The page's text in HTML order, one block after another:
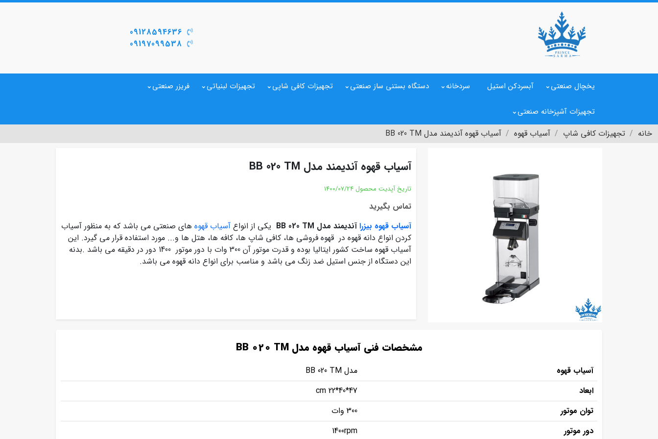
09128594636
09197099538
یخچال صنعتی آبسردکن استیل سردخانه دستگاه بستنی ساز صنعتی تجهیزات کافی شاپی تجهیزات لبنیاتی فریزر صنعتی
تجهیزات آشپزخانه صنعتی
خانه تجهیزات کافی شاپ آسیاب قهوه آسیاب قهوه آندیمند مدل BB 020 TM
آسیاب قهوه آندیمند مدل BB 020 TM
تاریخ آپدیت محصول 1400/07/24
تماس بگیرید
آسیاب قهوه بیزراآندیمند مدل BB 020 TM یکی از انواع آسیاب قهوه های صنعتی می باشد که به منظور آسیاب
کردن انواع دانه قهوه در قهوه فروشی ها، کافی شاپ ها، کافه ها، هتل ها و... مورد استفاده قرار می گیرد. این
آسیاب قهوه ساخت کشور ایتالیا بوده و قدرت موتور آن 300 وات با دور موتور 1400 دور در دقیقه می باشد .بدنه
این دستگاه از جنس استیل ضد زنگ می باشد و مناسب برای انواع دانه قهوه می باشد.
مشخصات فنی آسیاب قهوه مدل BB 020 TM
آسیاب قهوه
مدل BB 020 TM
ابعاد
47*40*22 cm
توان موتور
300 وات
دور موتور
1400rpm